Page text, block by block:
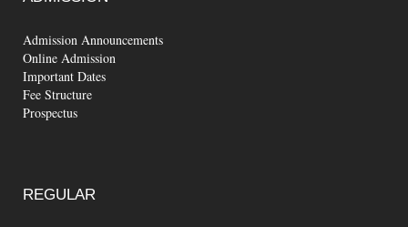
Admission Announcements
Online Admission
Important Dates
Fee Structure
Prospectus
REGULAR